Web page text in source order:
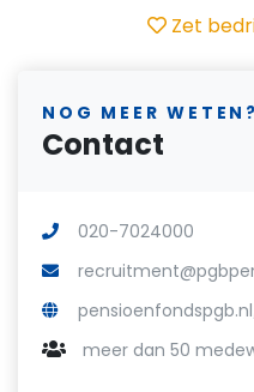
Zet
NOG MEER WETEN?
Contact
020-7024000
meer dan 50